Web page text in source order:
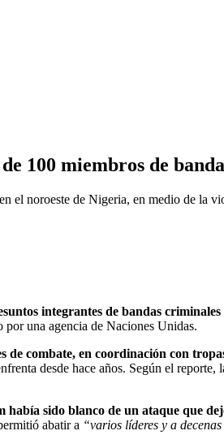
100 miembros de
el noroeste de Nigeria, en medio de la
integrantes de bandas criminales
una agencia de Naciones Unidas.
de combate, en coordinación con
desde hace años. Según el reporte,
sido blanco de un ataque que
abatir a “varios líderes y a